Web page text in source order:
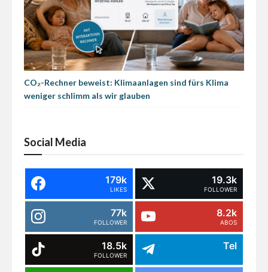
CO₂-Rechner beweist: Klimaanlagen sind fürs Klima
weniger schlimm als wir glauben
Social Media
179k
LIKES
19.3k
FOLLOWER
77k
FOLLOWER
8.2k
ABOS
18.5k
FOLLOWER
Tel